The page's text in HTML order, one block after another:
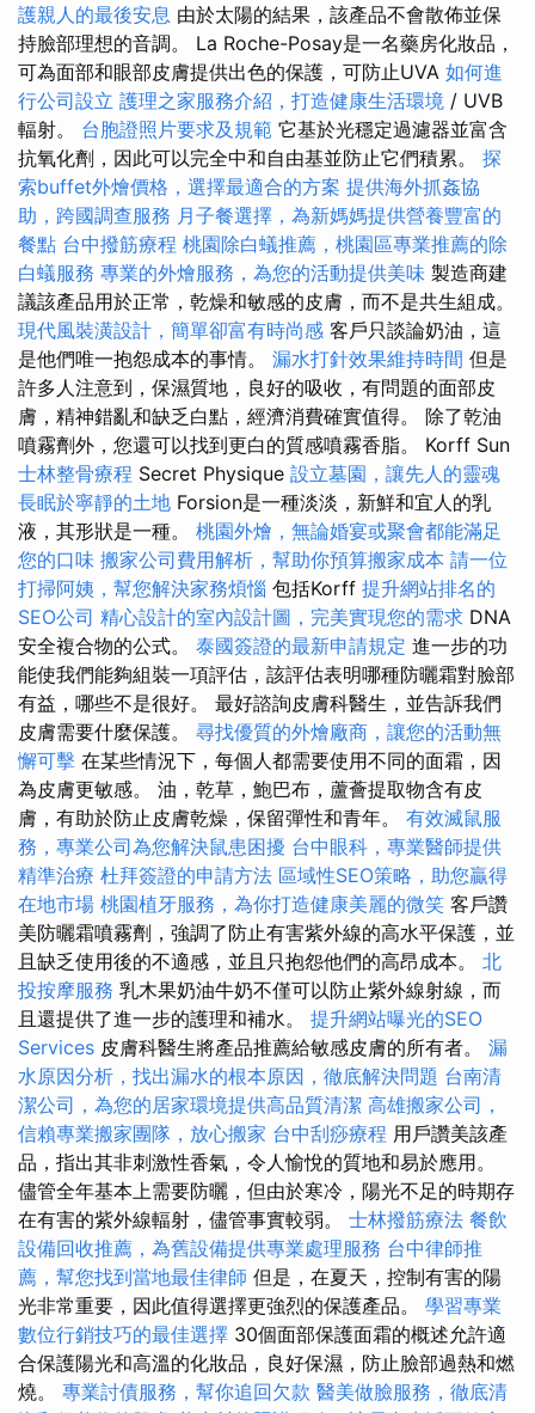
護親人的最後安息 由於太陽的結果，該產品不會散佈並保
持臉部理想的音調。 La Roche-Posay是一名藥房化妝品，
可為面部和眼部皮膚提供出色的保護，可防止UVA 如何進
行公司設立 護理之家服務介紹，打造健康生活環境 / UVB
輻射。 台胞證照片要求及規範 它基於光穩定過濾器並富含
抗氧化劑，因此可以完全中和自由基並防止它們積累。 探
索buffet外燴價格，選擇最適合的方案 提供海外抓姦協
助，跨國調查服務 月子餐選擇，為新媽媽提供營養豐富的
餐點 台中撥筋療程 桃園除白蟻推薦，桃園區專業推薦的除
白蟻服務 專業的外燴服務，為您的活動提供美味 製造商建
議該產品用於正常，乾燥和敏感的皮膚，而不是共生組成。
現代風裝潢設計，簡單卻富有時尚感 客戶只談論奶油，這
是他們唯一抱怨成本的事情。 漏水打針效果維持時間 但是
許多人注意到，保濕質地，良好的吸收，有問題的面部皮
膚，精神錯亂和缺乏白點，經濟消費確實值得。 除了乾油
噴霧劑外，您還可以找到更白的質感噴霧香脂。 Korff Sun
士林整骨療程 Secret Physique 設立墓園，讓先人的靈魂
長眠於寧靜的土地 Forsion是一種淡淡，新鮮和宜人的乳
液，其形狀是一種。 桃園外燴，無論婚宴或聚會都能滿足
您的口味 搬家公司費用解析，幫助你預算搬家成本 請一位
打掃阿姨，幫您解決家務煩惱 包括Korff 提升網站排名的
SEO公司 精心設計的室內設計圖，完美實現您的需求 DNA
安全複合物的公式。 泰國簽證的最新申請規定 進一步的功
能使我們能夠組裝一項評估，該評估表明哪種防曬霜對臉部
有益，哪些不是很好。 最好諮詢皮膚科醫生，並告訴我們
皮膚需要什麼保護。 尋找優質的外燴廠商，讓您的活動無
懈可擊 在某些情況下，每個人都需要使用不同的面霜，因
為皮膚更敏感。 油，乾草，鮑巴布，蘆薈提取物含有皮
膚，有助於防止皮膚乾燥，保留彈性和青年。 有效滅鼠服
務，專業公司為您解決鼠患困擾 台中眼科，專業醫師提供
精準治療 杜拜簽證的申請方法 區域性SEO策略，助您贏得
在地市場 桃園植牙服務，為你打造健康美麗的微笑 客戶讚
美防曬霜噴霧劑，強調了防止有害紫外線的高水平保護，並
且缺乏使用後的不適感，並且只抱怨他們的高昂成本。 北
投按摩服務 乳木果奶油牛奶不僅可以防止紫外線射線，而
且還提供了進一步的護理和補水。 提升網站曝光的SEO
Services 皮膚科醫生將產品推薦給敏感皮膚的所有者。 漏
水原因分析，找出漏水的根本原因，徹底解決問題 台南清
潔公司，為您的居家環境提供高品質清潔 高雄搬家公司，
信賴專業搬家團隊，放心搬家 台中刮痧療程 用戶讚美該產
品，指出其非刺激性香氣，令人愉悅的質地和易於應用。
儘管全年基本上需要防曬，但由於寒冷，陽光不足的時期存
在有害的紫外線輻射，儘管事實較弱。 士林撥筋療法 餐飲
設備回收推薦，為舊設備提供專業處理服務 台中律師推
薦，幫您找到當地最佳律師 但是，在夏天，控制有害的陽
光非常重要，因此值得選擇更強烈的保護產品。 學習專業
數位行銷技巧的最佳選擇 30個面部保護面霜的概述允許適
合保護陽光和高溫的化妝品，良好保濕，防止臉部過熱和燃
燒。 專業討債服務，幫你追回欠款 醫美做臉服務，徹底清